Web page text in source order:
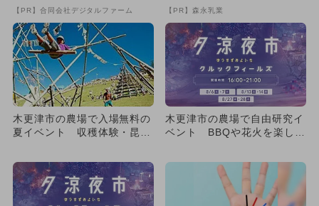
【PR】合同会社デジタルファーム
70代続出
【PR】森永乳業
木更津市の農場で入場無料の
夏イベント 収穫体験・昆
木更津市の農場で自由研究イ
ベント BBQや花火を楽しめ